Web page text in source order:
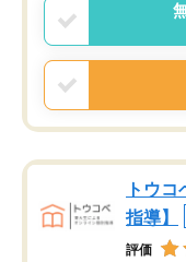
トウ
指導】
評価